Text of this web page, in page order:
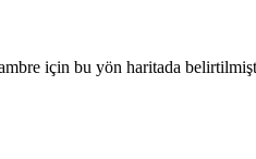
için bu yön haritada